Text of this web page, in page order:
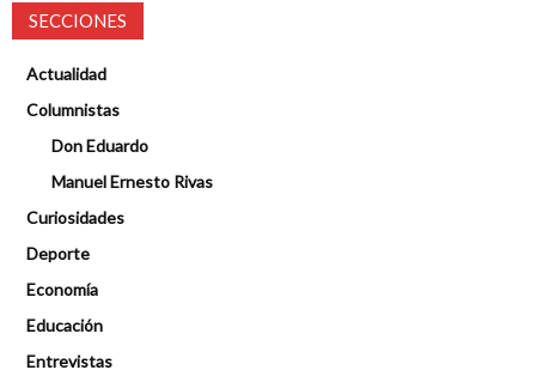
SECCIONES
Actualidad
Columnistas
Don Eduardo
Manuel Ernesto Rivas
Curiosidades
Deporte
Economía
Educación
Entrevistas